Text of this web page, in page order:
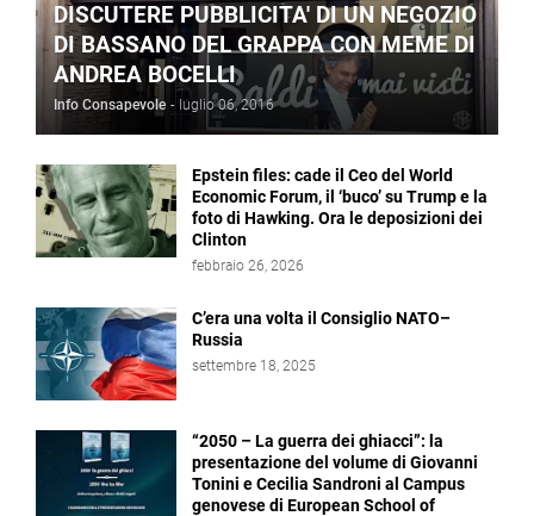
DISCUTERE PUBBLICITA' DI UN NEGOZIO
DI BASSANO DEL GRAPPA CON MEME DI
ANDREA BOCELLI
Info Consapevole - luglio 06, 2016
Epstein files: cade il Ceo del World
Economic Forum, il ‘buco’ su Trump e la
foto di Hawking. Ora le deposizioni dei
Clinton
febbraio 26, 2026
C’era una volta il Consiglio NATO–
Russia
settembre 18, 2025
“2050 – La guerra dei ghiacci”: la
presentazione del volume di Giovanni
Tonini e Cecilia Sandroni al Campus
genovese di European School of